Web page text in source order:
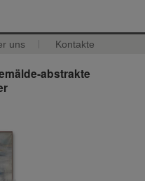
uns Kontakte
abstrakte